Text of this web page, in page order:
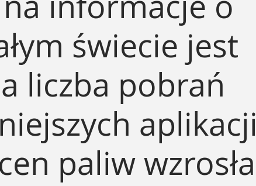
świecie jest
liczba pobrań
aplikacji
paliw wzrosła